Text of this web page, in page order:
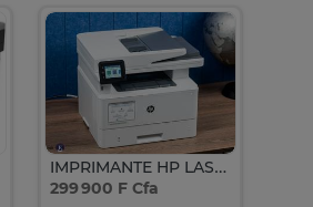
IMPRIMANTE HP LASER JET PRO MFP 4103 DW
299 900 F Cfa